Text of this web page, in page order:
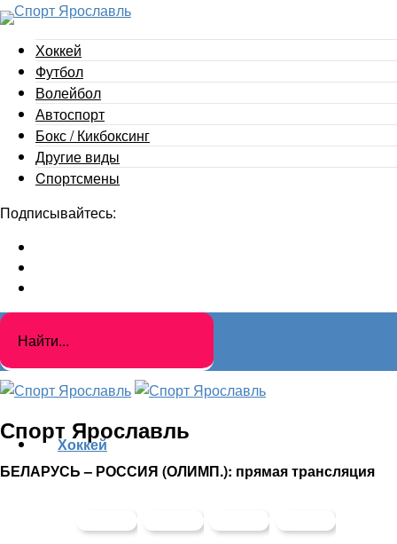
Хоккей
Футбол
Волейбол
Автоспорт
Бокс / Кикбоксинг
Другие виды
Cпортсмены
Подписывайтесь:
Спорт Ярославль
БЕЛАРУСЬ – РОССИЯ (ОЛИМП.): прямая трансляция
Хоккей